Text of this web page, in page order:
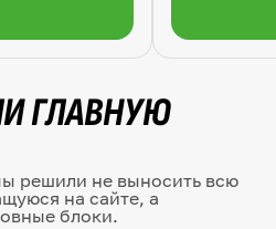
ГЛАВНУЮ
решили не выносить всю
на сайте, а
блоки.